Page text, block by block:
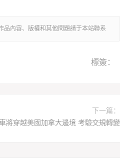
品內容、版權和其他問題請于本站聯系
標簽：
下一篇：
將穿越美國加拿大邊境 考驗交規轉變